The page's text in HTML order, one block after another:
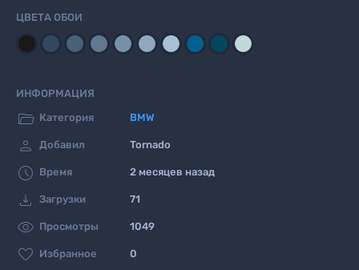
ЦВЕТА ОБОИ
ИНФОРМАЦИЯ
 Категория BMW
 Добавил Tornado
 Время 2 месяцев назад
 Загрузки 71
 Просмотры 1049
 Избранное 0